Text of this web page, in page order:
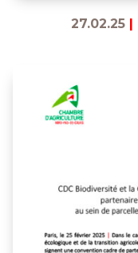
27.02.25 |